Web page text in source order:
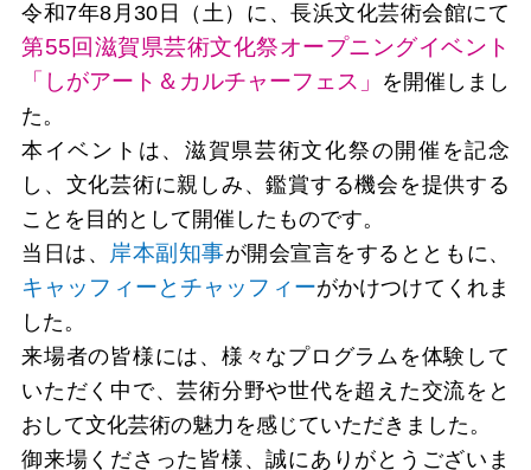
令和7年8月30日（土）に、長浜文化芸術会館にて
第55回滋賀県芸術文化祭オープニングイベント
「しがアート＆カルチャーフェス」
を開催しまし
た。
本イベントは、滋賀県芸術文化祭の開催を記念
し、文化芸術に親しみ、鑑賞する機会を提供する
ことを目的として開催したものです。
当日は、
岸本副知事が開会宣言をするとともに、
キャッフィーとチャッフィーがかけつけてくれま
した。
来場者の皆様には、様々なプログラムを体験して
いただく中で、芸術分野や世代を超えた交流をと
おして文化芸術の魅力を感じていただきました。
御来場くださった皆様、誠にありがとうございま